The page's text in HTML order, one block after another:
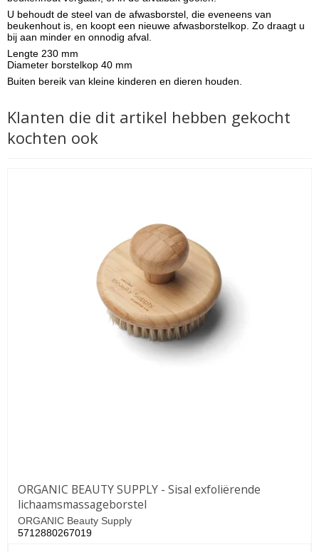
U behoudt de steel van de afwasborstel, die eveneens van
beukenhout is, en koopt een nieuwe afwasborstelkop. Zo draagt u
bij aan minder en onnodig afval.
Lengte 230 mm
Diameter borstelkop 40 mm
Buiten bereik van kleine kinderen en dieren houden.
Klanten die dit artikel hebben gekocht
kochten ook
ORGANIC BEAUTY SUPPLY - Sisal exfoliërende
lichaamsmassageborstel
ORGANIC Beauty Supply
5712880267019